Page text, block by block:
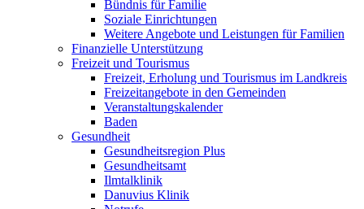
Bündnis für Familie
Soziale Einrichtungen
Weitere Angebote und Leistungen für Familien
Finanzielle Unterstützung
Freizeit und Tourismus
Freizeit, Erholung und Tourismus im Landkreis
Freizeitangebote in den Gemeinden
Veranstaltungskalender
Baden
Gesundheit
Gesundheitsregion Plus
Gesundheitsamt
Ilmtalklinik
Danuvius Klinik